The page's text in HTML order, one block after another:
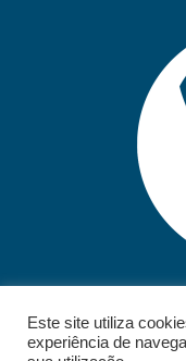
Este site utiliza
experiência de